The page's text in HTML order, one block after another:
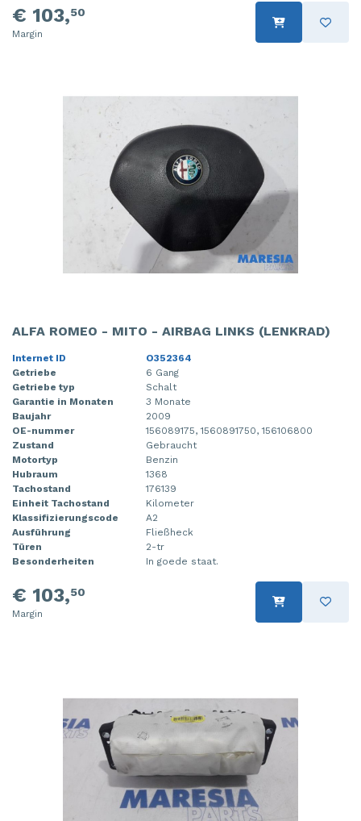
€ 103,50
Margin
ALFA ROMEO - MITO - AIRBAG LINKS (LENKRAD)
Internet ID
O352364
Getriebe
6 Gang
Getriebe typ
Schalt
Garantie in Monaten
3 Monate
Baujahr
2009
OE-nummer
156089175, 1560891750, 156106800
Zustand
Gebraucht
Motortyp
Benzin
Hubraum
1368
Tachostand
176139
Einheit Tachostand
Kilometer
Klassifizierungscode
A2
Ausführung
Fließheck
Türen
2-tr
Besonderheiten
In goede staat.
€ 103,50
Margin